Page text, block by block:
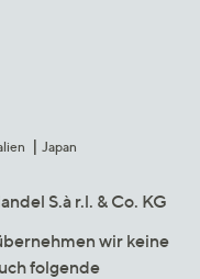
Japan
S.à r.l. & Co. KG
wir keine
folgende